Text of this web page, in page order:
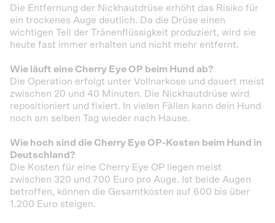
Die Entfernung der Nickhautdrüse erhöht das Risiko für
ein trockenes Auge deutlich. Da die Drüse einen
wichtigen Teil der Tränenflüssigkeit produziert, wird sie
heute fast immer erhalten und nicht mehr entfernt.
Wie läuft eine Cherry Eye OP beim Hund ab?
Die Operation erfolgt unter Vollnarkose und dauert meist
zwischen 20 und 40 Minuten. Die Nickhautdrüse wird
repositioniert und fixiert. In vielen Fällen kann dein Hund
noch am selben Tag wieder nach Hause.
Wie hoch sind die Cherry Eye OP-Kosten beim Hund in
Deutschland?
Die Kosten für eine Cherry Eye OP liegen meist
zwischen 320 und 700 Euro pro Auge. Ist beide Augen
betroffen, können die Gesamtkosten auf 600 bis über
1.200 Euro steigen.